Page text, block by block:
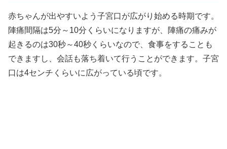
赤ちゃんが出やすいよう子宮口が広がり始める時期です。
陣痛間隔は5分～10分くらいになりますが、陣痛の痛みが
起きるのは30秒～40秒くらいなので、食事をすることも
できますし、会話も落ち着いて行うことができます。子宮
口は4センチくらいに広がっている頃です。